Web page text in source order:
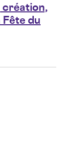
création,
du